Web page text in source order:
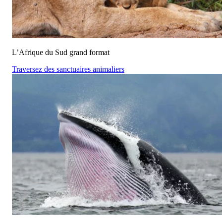
L’Afrique du Sud grand format
Traversez des sanctuaires animaliers